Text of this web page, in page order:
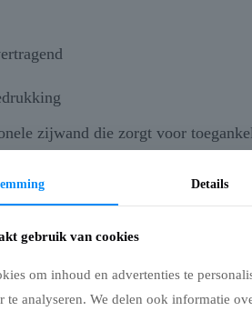
zijwand die zorgt voor
en evenementen.
Details
gebruik van cookies
om inhoud en advertenties te
te analyseren. We delen ook informatie